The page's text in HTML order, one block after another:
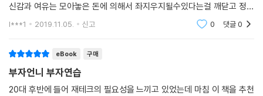
신감과 여유는 모아놓은 돈에 의해서 좌지우지될수있다는걸 깨닫고 정신
차려야겠다는 생각이 들고... 남자들은 이해못하고 비웃을수도 있는 책이
l***1 2019.11.05. 신고 0 댓글0
eBook 구매
부자언니 부자연습
20대 후반에 들어 재테크의 필요성을 느끼고 있었는데 마침 이 책을 추천